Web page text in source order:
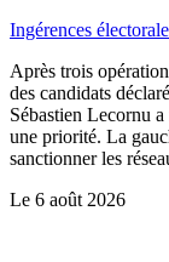
Ingérences
Après trois
des candidats
Sébastien Lecornu
une priorité. La
sanctionner les
Le 6 août 2026